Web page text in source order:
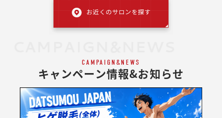
CAMPAIGN&NEWS
キャンペーン情報&お知らせ